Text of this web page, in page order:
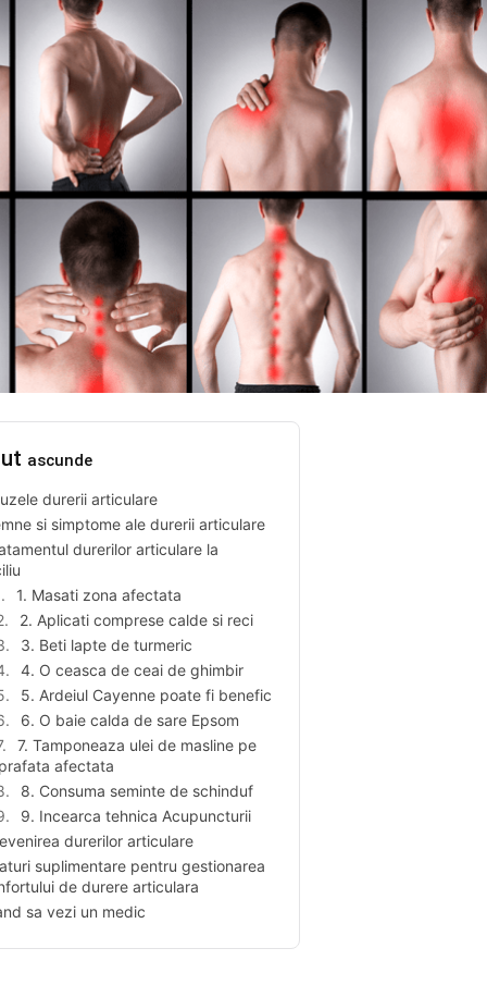
ascunde
durerii articulare
si simptome ale durerii articulare
durerilor articulare la
1. Masati zona afectata
2. Aplicati comprese calde si reci
3. Beti lapte de turmeric
4. O ceasca de ceai de ghimbir
5. Ardeiul Cayenne poate fi benefic
6. O baie calda de sare Epsom
7. Tamponeaza ulei de masline pe
afectata
8. Consuma seminte de schinduf
9. Incearca tehnica Acupuncturii
durerilor articulare
suplimentare pentru gestionarea
de durere articulara
sa vezi un medic